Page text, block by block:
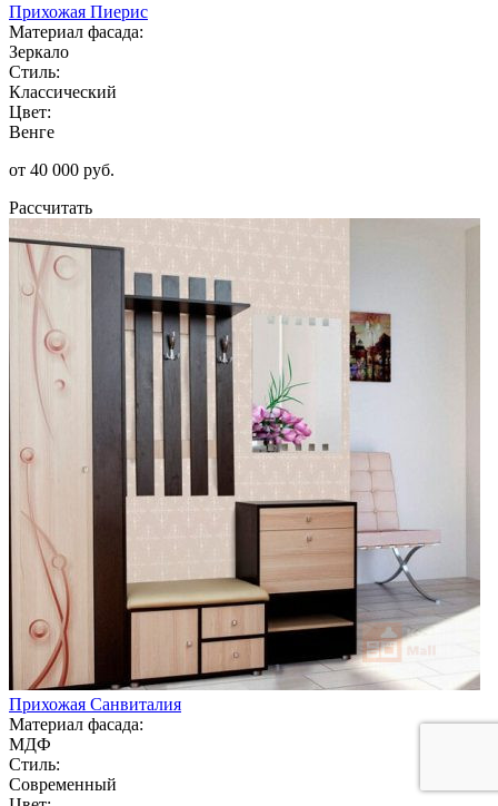
Прихожая Пиерис
Материал фасада:
Зеркало
Стиль:
Классический
Цвет:
Венге
от 40 000 руб.
Рассчитать
Прихожая Санвиталия
Материал фасада:
МДФ
Стиль:
Современный